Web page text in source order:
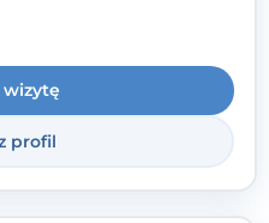
tak, by mogli żyć pełniej.
profil